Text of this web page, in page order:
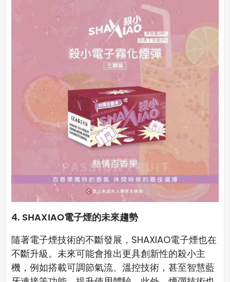
4. SHAXIAO電子煙的未來趨勢
隨著電子煙技術的不斷發展，SHAXIAO電子煙也在
不斷升級。未來可能會推出更具創新性的殺小主
機，例如搭載可調節氣流、溫控技術，甚至智慧藍